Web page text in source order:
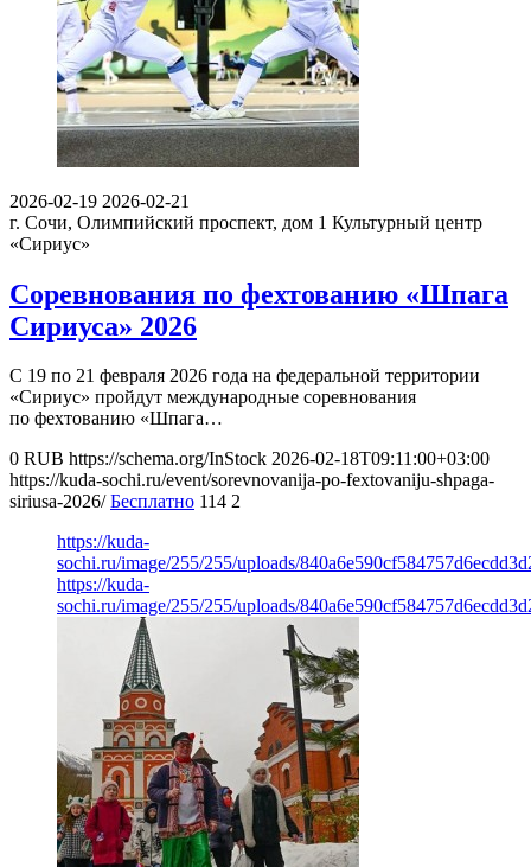
2026-02-19 2026-02-21
г. Сочи, Олимпийский проспект, дом 1 Культурный центр
«Сириус»
Соревнования по фехтованию «Шпага
Сириуса» 2026
С 19 по 21 февраля 2026 года на федеральной территории
«Сириус» пройдут международные соревнования
по фехтованию «Шпага…
0 RUB https://schema.org/InStock 2026-02-18T09:11:00+03:00
https://kuda-sochi.ru/event/sorevnovanija-po-fextovaniju-shpaga-
siriusa-2026/ Бесплатно 114 2
https://kuda-
sochi.ru/image/255/255/uploads/
https://kuda-
sochi.ru/image/255/255/uploads/